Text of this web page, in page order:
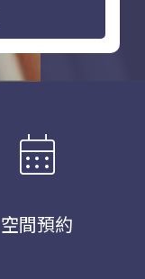
calendar_month
空間預約